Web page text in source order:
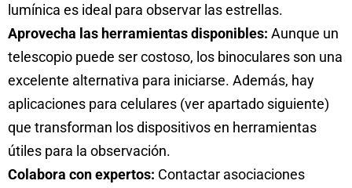
lumínica es ideal para observar las estrellas.
Aprovecha las herramientas disponibles: Aunque un
telescopio puede ser costoso, los binoculares son una
excelente alternativa para iniciarse. Además, hay
aplicaciones para celulares (ver apartado siguiente)
que transforman los dispositivos en herramientas
útiles para la observación.
Colabora con expertos: Contactar asociaciones